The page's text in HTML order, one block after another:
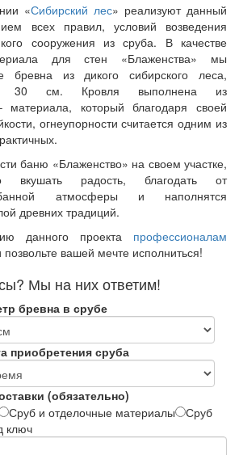
«Сибирский лес» реализуют данный
всех правил, условий возведения
сооружения из сруба. В качестве
для стен «Блаженства» мы
бревна из дикого сибирского леса,
30 см. Кровля выполнена из
материала, который благодаря своей
огнеупорности считается одним из
баню «Блаженство» на своем участке,
вкушать радость, благодать от
атмосферы и наполнятся
древних традиций.
данного проекта профессионалам
позвольте вашей мечте исполниться!
Мы на них ответим!
бревна в срубе
приобретения сруба
(обязательно)
Сруб и отделочные материалы
Сруб
ключ